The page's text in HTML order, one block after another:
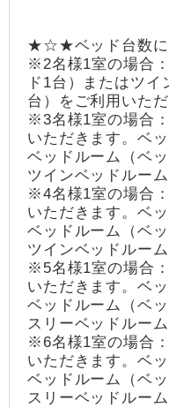
★☆★ベッド台数
※2名様1室の場合
ド1台）またはツ
台）をご利用いただ
※3名様1室の場合
いただきます。ベ
ベッドルーム（ベ
ツインベッドルー
※4名様1室の場合
いただきます。ベ
ベッドルーム（ベ
ツインベッドルー
※5名様1室の場合
いただきます。ベ
ベッドルーム（ベ
スリーベッドルー
※6名様1室の場合
いただきます。ベ
ベッドルーム（ベ
スリーベッドルー